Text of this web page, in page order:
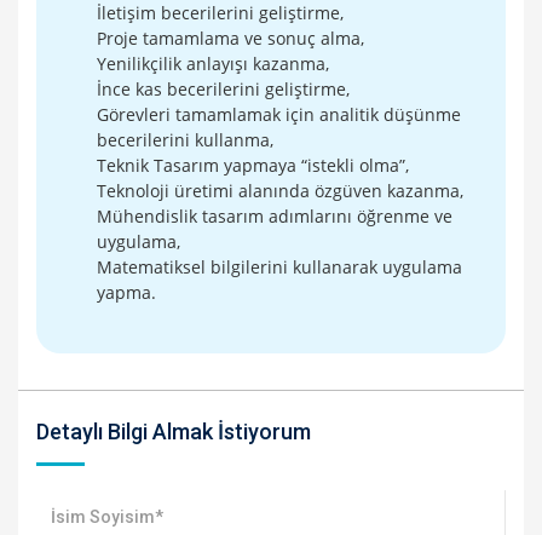
İletişim becerilerini geliştirme,
Proje tamamlama ve sonuç alma,
Yenilikçilik anlayışı kazanma,
İnce kas becerilerini geliştirme,
Görevleri tamamlamak için analitik düşünme
becerilerini kullanma,
Teknik Tasarım yapmaya “istekli olma”,
Teknoloji üretimi alanında özgüven kazanma,
Mühendislik tasarım adımlarını öğrenme ve
uygulama,
Matematiksel bilgilerini kullanarak uygulama
yapma.
Detaylı Bilgi Almak İstiyorum